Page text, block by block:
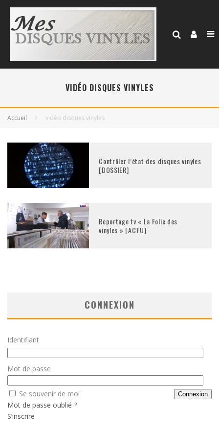
VIDÉO DISQUES VINYLES
Accueil vidéo disques vinyles
Contrôler l’état des disques vinyles
[DOSSIER]
Reportage tv « La Folie des
vinyles » [ACTU]
CONNEXION
Identifiant
Mot de passe
Se souvenir de moi
Mot de passe oublié ?
S’inscrire